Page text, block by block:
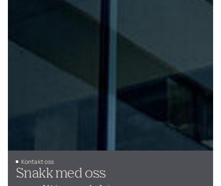
Kontakt oss
Snakk med oss